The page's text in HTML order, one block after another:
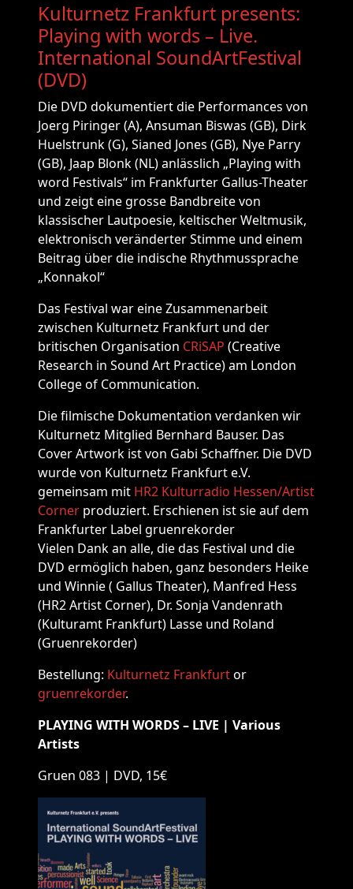
Kulturnetz Frankfurt presents:
Playing with words – Live.
International SoundArtFestival
(DVD)
Die DVD dokumentiert die Performances von
Joerg Piringer (A), Ansuman Biswas (GB), Dirk
Huelstrunk (G), Sianed Jones (GB), Nye Parry
(GB), Jaap Blonk (NL) anlässlich „Playing with
word Festivals“ im Frankfurter Gallus-Theater
und zeigt eine grosse Bandbreite von
klassischer Lautpoesie, keltischer Weltmusik,
elektronisch veränderter Stimme und einem
Beitrag über die indische Rhythmussprache
„Konnakol“
Das Festival war eine Zusammenarbeit
zwischen Kulturnetz Frankfurt und der
britischen Organisation CRiSAP (Creative
Research in Sound Art Practice) am London
College of Communication.
Die filmische Dokumentation verdanken wir
Kulturnetz Mitglied Bernhard Bauser. Das
Cover Artwork ist von Gabi Schaffner. Die DVD
wurde von Kulturnetz Frankfurt e.V.
gemeinsam mit HR2 Kulturradio Hessen/Artist
Corner produziert. Erschienen ist sie auf dem
Frankfurter Label gruenrekorder
Vielen Dank an alle, die das Festival und die
DVD ermöglich haben, ganz besonders Heike
und Winnie ( Gallus Theater), Manfred Hess
(HR2 Artist Corner), Dr. Sonja Vandenrath
(Kulturamt Frankfurt) Lasse und Roland
(Gruenrekorder)
Bestellung: Kulturnetz Frankfurtor
gruenrekorder.
PLAYING WITH WORDS – LIVE | Various
Artists
Gruen 083 | DVD, 15€